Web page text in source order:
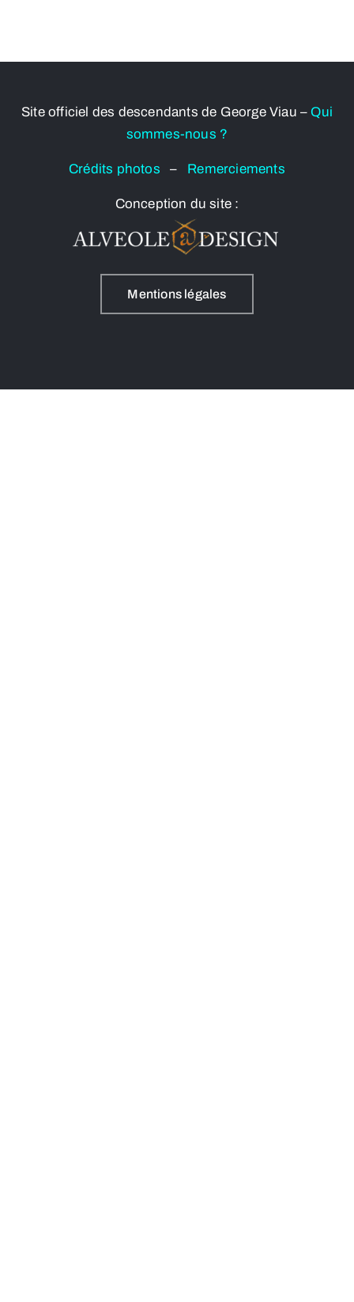
Site officiel des descendants de George Viau – Qui
sommes-nous ?
Crédits photos– Remerciements
Conception du site :
Mentions légales